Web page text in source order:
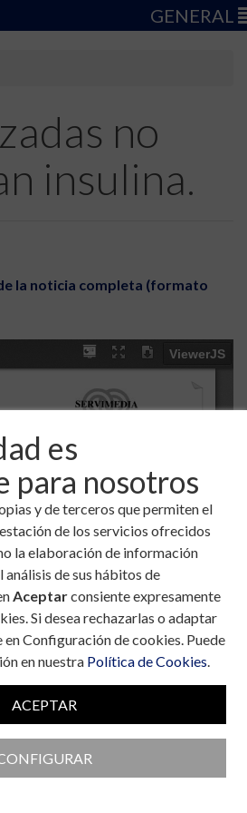
es
para nosotros
y de terceros que permiten el
de los servicios ofrecidos
la elaboración de información
de sus hábitos de
Aceptarconsiente expresamente
Si desea rechazarlas o adaptar
Configuración de cookies. Puede
en nuestra Política de Cookies.
ACEPTAR
GENERAL
no
insulina.
la noticia completa (formato
con la Fundación